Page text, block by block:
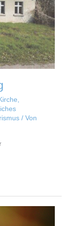
/ Von